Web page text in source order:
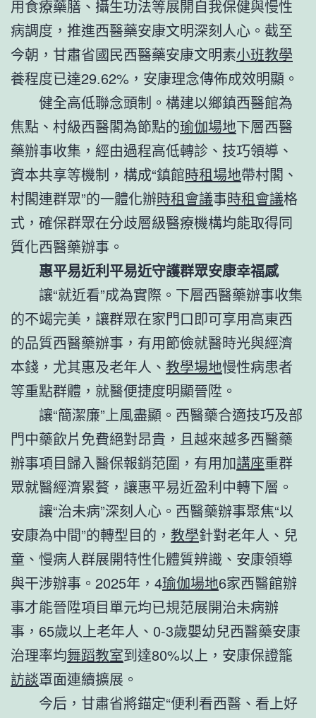
用食療藥膳、攝生功法等展開自我保健與慢性
病調度，推進西醫藥安康文明深刻人心。截至
今朝，甘肅省國民西醫藥安康文明素小班教學
養程度已達29.62%，安康理念傳佈成效明顯。
健全高低聯念頭制。構建以鄉鎮西醫館為
焦點、村級西醫閣為節點的瑜伽場地下層西醫
藥辦事收集，經由過程高低轉診、技巧領導、
資本共享等機制，構成“鎮館時租場地帶村閣、
村閣連群眾”的一體化辦時租會議事時租會議格
式，確保群眾在分歧層級醫療機構均能取得同
質化西醫藥辦事。
惠平易近利平易近守護群眾安康幸福感
讓“就近看”成為實際。下層西醫藥辦事收集
的不竭完美，讓群眾在家門口即可享用高東西
的品質西醫藥辦事，有用節儉就醫時光與經濟
本錢，尤其惠及老年人、 教學場地慢性病患者
等重點群體，就醫便捷度明顯晉陞。
讓“簡潔廉”上風盡顯。西醫藥合適技巧及部
門中藥飲片免費絕對昂貴，且越來越多西醫藥
辦事項目歸入醫保報銷范圍，有用加講座重群
眾就醫經濟累贅，讓惠平易近盈利中轉下層。
讓“治未病”深刻人心。西醫藥辦事聚焦“以
安康為中間”的轉型目的， 教學針對老年人、兒
童、慢病人群展開特性化體質辨識、安康領導
與干涉辦事。2025年，4瑜伽場地6家西醫館辦
事才能晉陞項目單元均已規范展開治未病辦
事，65歲以上老年人、0-3歲嬰幼兒西醫藥安康
治理率均舞蹈教室到達80%以上，安康保證籠
訪談罩面連續擴展。
今后，甘肅省將錨定“便利看西醫、看上好